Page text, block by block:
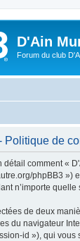
D'Ain
Forum du club
Politique de
comment «
phpBB3 »)
n’importe
de deux
du navigateur
id »), qui